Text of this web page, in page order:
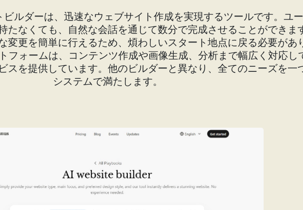
ビルダーは、迅速なウェブサイト作成を実現するツールです。ユ
たなくても、自然な会話を通じて数分で完成させることができま
変更を簡単に行えるため、煩わしいスタート地点に戻る必要があ
フォームは、コンテンツ作成や画像生成、分析まで幅広く対応し
スを提供しています。他のビルダーと異なり、全てのニーズを一
システムで満たします。